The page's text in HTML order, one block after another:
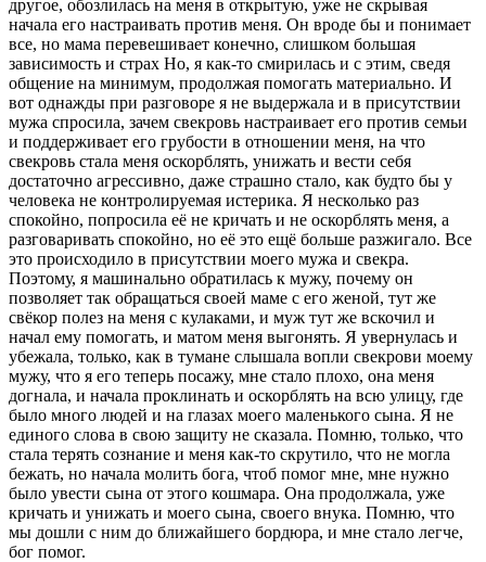
другое, обозлилась на меня в открытую, уже не скрывая
начала его настраивать против меня. Он вроде бы и понимает
все, но мама перевешивает конечно, слишком большая
зависимость и страх Но, я как-то смирилась и с этим, сведя
общение на минимум, продолжая помогать материально. И
вот однажды при разговоре я не выдержала и в присутствии
мужа спросила, зачем свекровь настраивает его против семьи
и поддерживает его грубости в отношении меня, на что
свекровь стала меня оскорблять, унижать и вести себя
достаточно агрессивно, даже страшно стало, как будто бы у
человека не контролируемая истерика. Я несколько раз
спокойно, попросила её не кричать и не оскорблять меня, а
разговаривать спокойно, но её это ещё больше разжигало. Все
это происходило в присутствии моего мужа и свекра.
Поэтому, я машинально обратилась к мужу, почему он
позволяет так обращаться своей маме с его женой, тут же
свёкор полез на меня с кулаками, и муж тут же вскочил и
начал ему помогать, и матом меня выгонять. Я увернулась и
убежала, только, как в тумане слышала вопли свекрови моему
мужу, что я его теперь посажу, мне стало плохо, она меня
догнала, и начала проклинать и оскорблять на всю улицу, где
было много людей и на глазах моего маленького сына. Я не
единого слова в свою защиту не сказала. Помню, только, что
стала терять сознание и меня как-то скрутило, что не могла
бежать, но начала молить бога, чтоб помог мне, мне нужно
было увести сына от этого кошмара. Она продолжала, уже
кричать и унижать и моего сына, своего внука. Помню, что
мы дошли с ним до ближайшего бордюра, и мне стало легче,
бог помог.